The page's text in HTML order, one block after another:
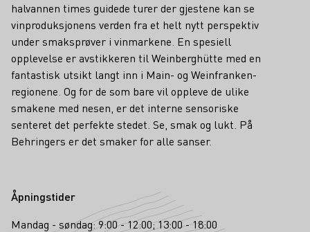
halvannen times guidede turer der gjestene kan se
vinproduksjonens verden fra et helt nytt perspektiv
under smaksprøver i vinmarkene. En spesiell
opplevelse er avstikkeren til Weinberghütte med en
fantastisk utsikt langt inn i Main- og Weinfranken-
regionene. Og for de som bare vil oppleve de ulike
smakene med nesen, er det interne sensoriske
senteret det perfekte stedet. Se, smak og lukt. På
Behringers er det smaker for alle sanser.
Åpningstider
Mandag - søndag: 9:00 - 12:00; 13:00 - 18:00